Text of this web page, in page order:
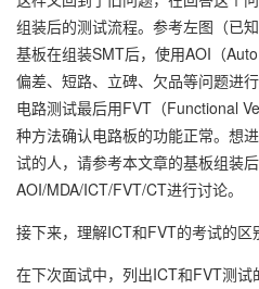
组装后的测试流程。参考左图（已
基板在组装SMT后，使用AOI（
偏差、短路、立碑、欠品等问题进
电路测试最后用FVT（Functional
种方法确认电路板的功能正常。想
试的人，请参考本文章的基板组装
AOI/MDA/ICT/FVT/CT进行讨论。
接下来，理解ICT和FVT的考试的区
在下次面试中，列出ICT和FVT测